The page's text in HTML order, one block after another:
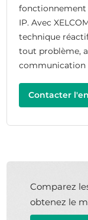
fonctionnement
IP. Avec
technique
tout problème,
Contacter
Comparez
obtenez le